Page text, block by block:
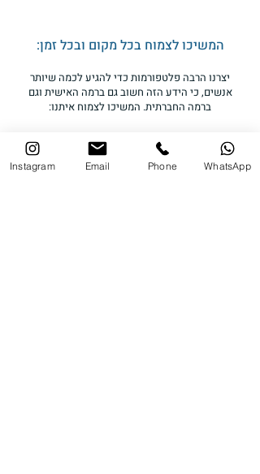
שירות....
המשיכו לצמוח בכל מקום ובכל זמן:
יצרנו הרבה פלטפורמות כדי להגיע לכמה שיותר
אנשים, כי הידע הזה חשוב גם ברמה האישית וגם
ברמה החברתית. המשיכו לצמוח איתנו:
Instagram Email Phone WhatsApp